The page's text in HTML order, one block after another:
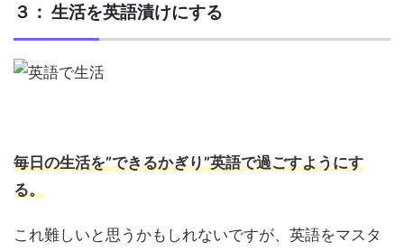
３： 生活を英語漬けにする
毎日の生活を”できるかぎり”英語で過ごすようにす
る。
これ難しいと思うかもしれないですが、英語をマスタ